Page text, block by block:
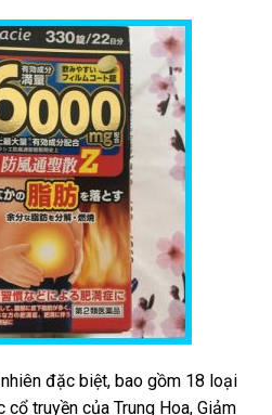
đặc biệt, bao gồm 18 loại
truyền của Trung Hoa, Giảm